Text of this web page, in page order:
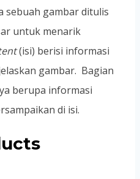
sebuah gambar ditulis
untuk menarik
(isi) berisi informasi
gambar. Bagian
berupa informasi
di isi.